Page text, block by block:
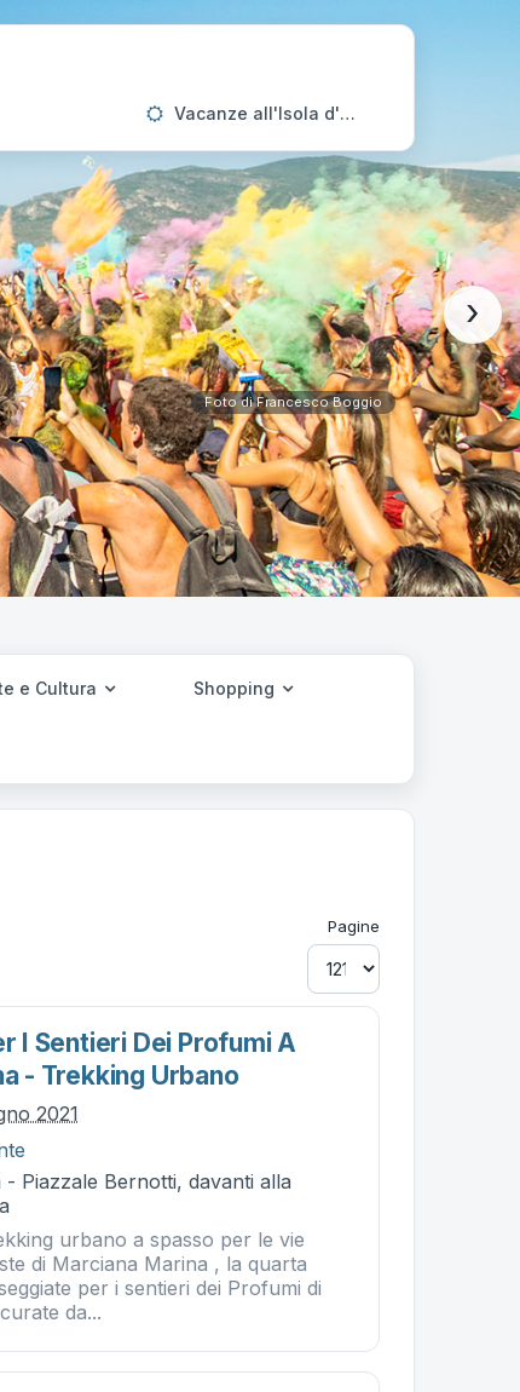
Vacanze all'Isola d'Elba
Foto di Francesco Boggio
›
e Cultura Shopping
Pagine
I Sentieri Dei Profumi A
- Trekking Urbano
2021
Piazzale Bernotti, davanti alla
urbano a spasso per le vie
di Marciana Marina , la quarta
per i sentieri dei Profumi di
da...